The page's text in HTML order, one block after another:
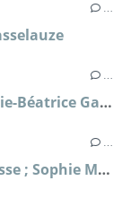
La falaise de la Repentie, tome 1 ; Marie-Béatrice Gauvin
Clodia ou le scandale de la Bonne Déesse ; Sophie Malick-Prunier